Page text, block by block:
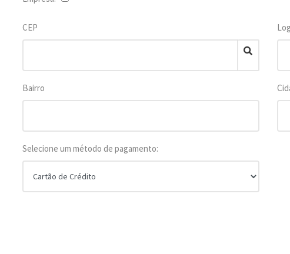
CEP
Bairro
Selecione um método de pagamento: